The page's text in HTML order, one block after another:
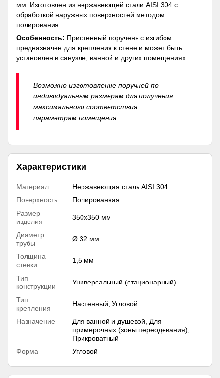
мм. Изготовлен из нержавеющей стали AISI 304 с
обработкой наружных поверхностей методом
полирования.
Особенность: Пристенный поручень с изгибом
предназначен для крепления к стене и может быть
установлен в санузле, ванной и других помещениях.
Возможно изготовление поручней по
индивидуальным размерам для получения
максимального соответствия
параметрам помещения.
Характеристики
Материал
Нержавеющая сталь AISI 304
Поверхность
Полированная
Размер
изделия
350х350 мм
Диаметр
трубы
Ø 32 мм
Толщина
стенки
1,5 мм
Тип
конструкции
Универсальный (стационарный)
Тип
крепления
Настенный, Угловой
Назначение
Для ванной и душевой, Для
примерочных (зоны переодевания),
Прикроватный
Форма
Угловой